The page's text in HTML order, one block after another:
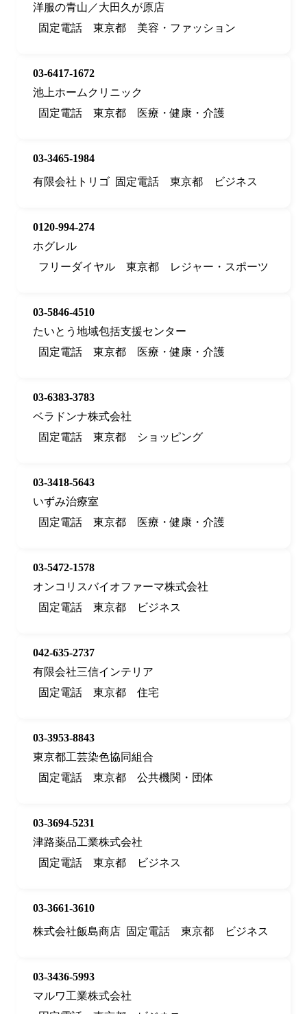
洋服の青山／大田久が原店
固定電話
東京都 美容・ファッション
03-6417-1672
池上ホームクリニック
固定電話
東京都 医療・健康・介護
03-3465-1984
有限会社トリゴ 固定電話 東京都 ビジネス
0120-994-274
ホグレル
フリーダイヤル
東京都 レジャー・スポーツ
03-5846-4510
たいとう地域包括支援センター
固定電話
東京都 医療・健康・介護
03-6383-3783
ベラドンナ株式会社
固定電話
東京都 ショッピング
03-3418-5643
いずみ治療室
固定電話
東京都 医療・健康・介護
03-5472-1578
オンコリスバイオファーマ株式会社
固定電話
東京都 ビジネス
042-635-2737
有限会社三信インテリア
固定電話
東京都 住宅
03-3953-8843
東京都工芸染色協同組合
固定電話
東京都 公共機関・団体
03-3694-5231
津路薬品工業株式会社
固定電話
東京都 ビジネス
03-3661-3610
株式会社飯島商店 固定電話 東京都 ビジネス
03-3436-5993
マルワ工業株式会社